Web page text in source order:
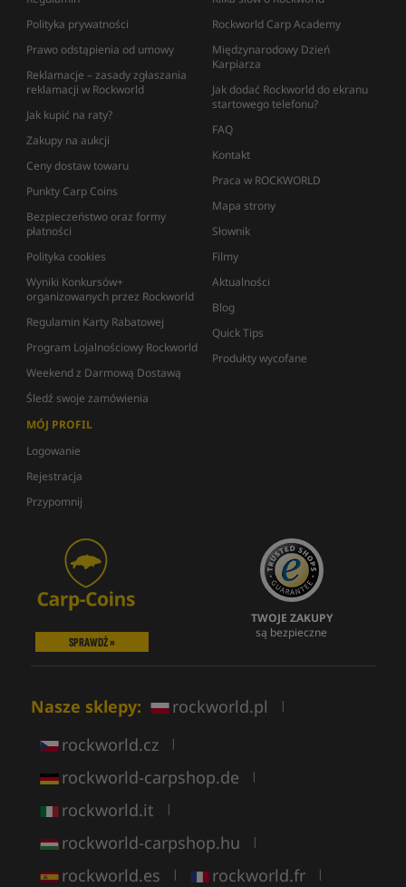
Polityka prywatności
Prawo odstąpienia od umowy
Reklamacje – zasady zgłaszania
reklamacji w Rockworld
Jak kupić na raty?
Zakupy na aukcji
Ceny dostaw towaru
Punkty Carp Coins
Bezpieczeństwo oraz formy
płatności
Polityka cookies
Wyniki Konkursów+
organizowanych przez Rockworld
Regulamin Karty Rabatowej
Program Lojalnościowy Rockworld
Weekend z Darmową Dostawą
Śledź swoje zamówienia
Rockworld Carp Academy
Międzynarodowy Dzień
Karpiarza
Jak dodać Rockworld do ekranu
startowego telefonu?
FAQ
Kontakt
Praca w ROCKWORLD
Mapa strony
Słownik
Filmy
Aktualności
Blog
Quick Tips
Produkty wycofane
MÓJ PROFIL
Logowanie
Rejestracja
Przypomnij
SPRAWDŹ »
TWOJE ZAKUPY
są bezpieczne
Nasze sklepy: rockworld.pl |
rockworld.cz |
rockworld-carpshop.de |
rockworld.it |
rockworld-carpshop.hu |
rockworld.es | rockworld.fr |